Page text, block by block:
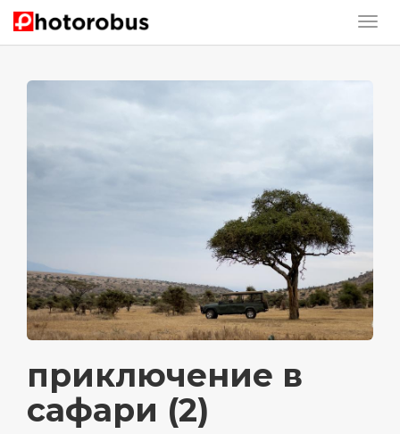
приключение в
сафари (2)